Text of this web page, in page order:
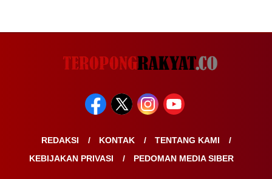
REDAKSI KONTAK
TENTANG KAMI
KEBIJAKAN PRIVASI
PEDOMAN MEDIA SIBER